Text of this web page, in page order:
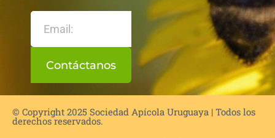
Contáctanos
© Copyright 2025 Sociedad Apícola Uruguaya | Todos los
derechos reservados.